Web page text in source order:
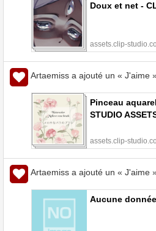
Doux et net -
assets.clip-
Artaemiss a ajouté un « J'aime
Pinceau
STUDIO
assets.clip-
Artaemiss a ajouté un « J'aime
Aucune donnée